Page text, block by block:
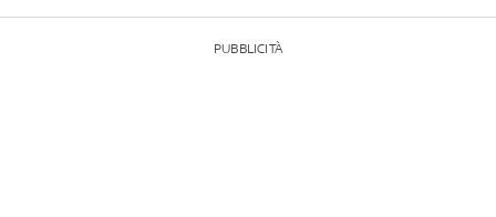
PUBBLICITÀ